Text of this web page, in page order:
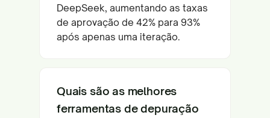
DeepSeek, aumentando as taxas
de aprovação de 42% para 93%
após apenas uma iteração.
Quais são as melhores
ferramentas de depuração